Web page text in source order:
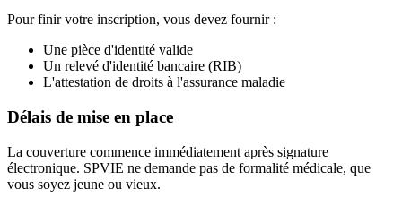
Pour finir votre inscription, vous devez fournir :
Une pièce d'identité valide
Un relevé d'identité bancaire (RIB)
L'attestation de droits à l'assurance maladie
Délais de mise en place
La couverture commence immédiatement après signature
électronique. SPVIE ne demande pas de formalité médicale, que
vous soyez jeune ou vieux.